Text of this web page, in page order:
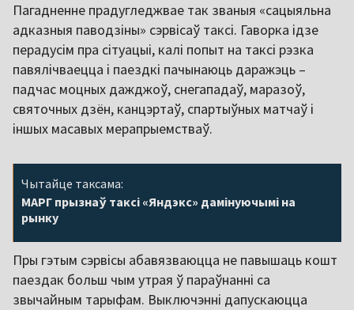
Пагадненне прадугледжвае так званыя «сацыяльна
адказныя паводзіны» сэрвісаў таксі. Гаворка ідзе
перадусім пра сітуацыі, калі попыт на таксі рэзка
павялічваецца і паездкі пачынаюць даражэць –
падчас моцных дажджоў, снегападаў, маразоў,
святочных дзён, канцэртаў, спартыўных матчаў і
іншых масавых мерапрыемстваў.
Чытайце таксама:
МАРГ прызнаў таксі «Яндэкс» дамінуючымі на
рынку
Пры гэтым сэрвісы абавязваюцца не павышаць кошт
паездак больш чым утрая ў параўнанні са
звычайным тарыфам. Выключэнні дапускаюцца